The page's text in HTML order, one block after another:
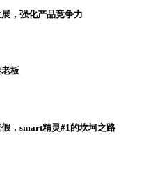
，强化产品竞争力
板
，smart精灵#1的坎坷之路